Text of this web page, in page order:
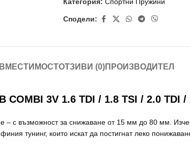
Сподели:
ОТЗИВИ (0)ПРОИЗВОДИТЕЛ
3V 1.6 TDI / 1.8 TSI / 2.0 TDI /
с възможност за снижаване от 15 мм до 80 мм.
тунинг, които искат да постигнат леко